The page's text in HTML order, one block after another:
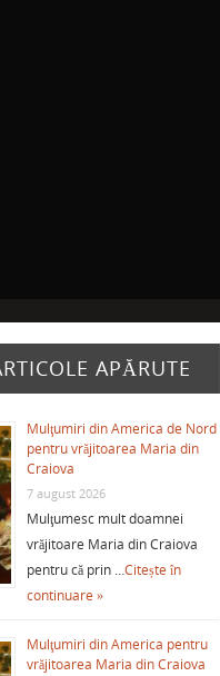
APĂRUTE
Mulţumiri din America de Nord
pentru vrăjitoarea Maria din
Craiova
7 august 2026
Mulţumesc mult doamnei
vrăjitoare Maria din Craiova
pentru că prin …Citește în
continuare »
Mulţumiri din America pentru
vrăjitoarea Maria din Craiova